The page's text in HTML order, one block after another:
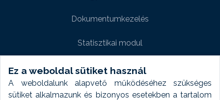
Ez a weboldal sütiket használ
A weboldalunk alapvető működéséhez szükséges
sütiket alkalmazunk és bizonyos esetekben a tartalom
Dokumentumkezelés
Statisztikai modul
Weboldal modul
Fényképtár extra modul